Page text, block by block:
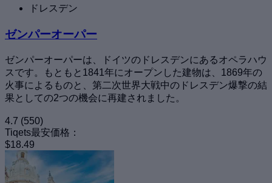
ドレスデン
ゼンパーオーパー
ゼンパーオーパーは、ドイツのドレスデンにあるオペラハウ
スです。もともと1841年にオープンした建物は、1869年の
火事によるものと、第二次世界大戦中のドレスデン爆撃の結
果としての2つの機会に再建されました。
4.7 (550)
Tiqets最安価格：
$18.49